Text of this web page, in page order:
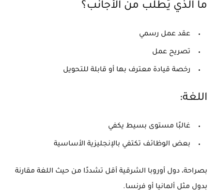
ما الذي يُطلب من الأجانب؟
عقد عمل رسمي
تصريح عمل
رخصة قيادة معترف بها أو قابلة للتحويل
اللغة:
غالبًا مستوى بسيط يكفي
بعض الوظائف تكتفي بالإنجليزية الأساسية
بصراحة، دول أوروبا الشرقية أقل تشددًا من حيث اللغة مقارنة
بدول مثل ألمانيا أو فرنسا.